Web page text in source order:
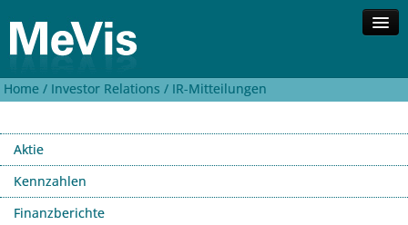
Kompetenzen
Lösungen
Investor Relations
Kontakt
Home / Investor Relations / IR-Mitteilungen
Aktie
Kennzahlen
Finanzberichte